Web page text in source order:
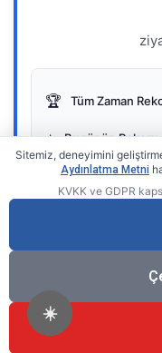
☀️
🏆 Tüm Zaman
⭐ Bugünün Rekoru:
Sitemiz, deneyimini
Aydınlatma Metni
KVKK ve GDPR